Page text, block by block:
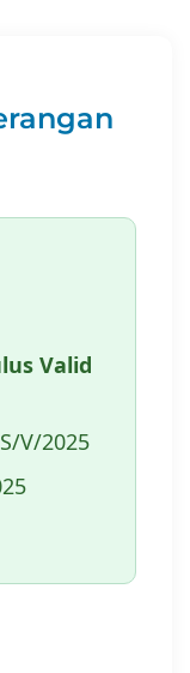
Valid
V/2025